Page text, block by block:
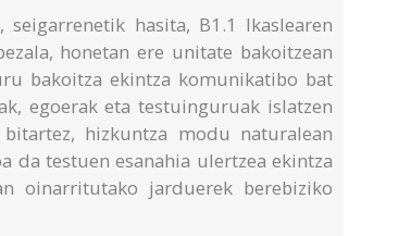
hasita, B1.1 Ikaslearen
honetan ere unitate bakoitzean
bakoitza ekintza komunikatibo bat
egoerak eta testuinguruak islatzen
hizkuntza modu naturalean
da testuen esanahia ulertzea ekintza
oinarritutako jarduerek berebiziko